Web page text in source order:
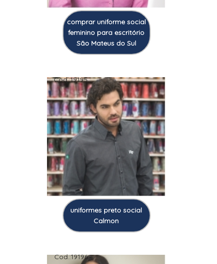
comprar uniforme social
feminino para escritório
São Mateus do Sul
Cod.:19195
uniformes preto social
Calmon
Cod.:19196